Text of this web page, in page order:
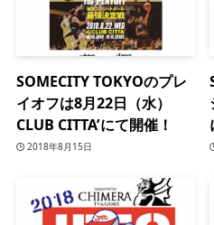
SOMECITY TOKYOのプレ
イオフは8月22日（水）
CLUB CITTA’にて開催！
2018年8月15日